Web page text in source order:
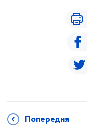
Попередня